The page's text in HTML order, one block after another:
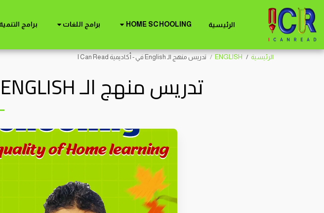
الرئيسية HOME SCHOOLING برامج اللغات برامج
الرئيسية ENGLISH تدريس منهج الـ English في - أكاديمية I Can Read
تدريس منهج الـ ENGLISH في - أكاديمية I CAN READ